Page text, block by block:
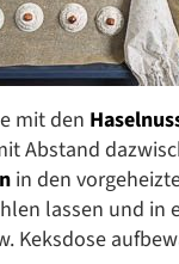
mit den
Abstand
in den
lassen und in
Keksdose